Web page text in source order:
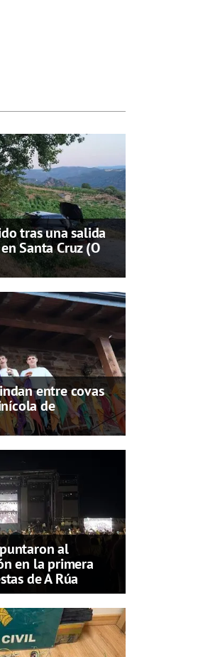
tras una salida
Santa Cruz (O
entre covas
de
al
en la primera
de A Rúa